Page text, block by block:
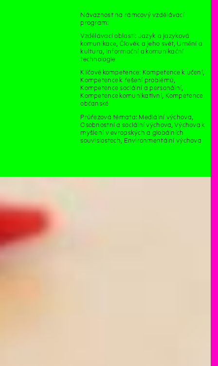
Návaznost na rámcový vzdělávací
program:
Vzdělávací oblasti: Jazyk a jazyková
komunikace, Člověk a jeho svět, Umění a
kultura, Informační a komunikační
technologie
Klíčové kompetence: Kompetence k učení,
Kompetence k řešení problémů,
Kompetence sociální a personální,
Kompetence komunikativní, Kompetence
občanské
Průřezová témata: Mediální výchova,
Osobnostní a sociální výchova, Výchova k
myšlení v evropských a globálních
souvislostech, Environmentální výchova